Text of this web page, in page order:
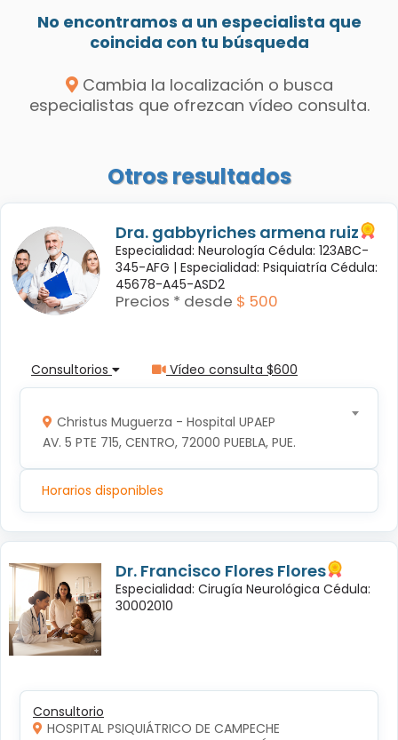
No encontramos a un especialista que
coincida con tu búsqueda
Cambia la localización o busca
especialistas que ofrezcan vídeo consulta.
Otros resultados
Dra. gabbyriches armena ruiz
Especialidad: Neurología Cédula: 123ABC-
345-AFG | Especialidad: Psiquiatría Cédula:
45678-A45-ASD2
Precios * desde $ 500
Consultorios Vídeo consulta $600
Christus Muguerza - Hospital UPAEP
AV. 5 PTE 715, CENTRO, 72000 PUEBLA, PUE.
Horarios disponibles
Dr. Francisco Flores Flores
Especialidad: Cirugía Neurológica Cédula:
30002010
Consultorio
HOSPITAL PSIQUIÁTRICO DE CAMPECHE